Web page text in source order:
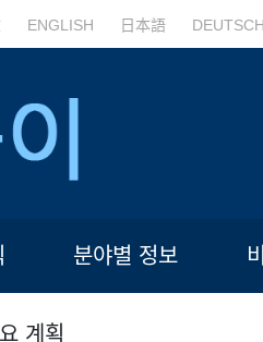
ENGLISH 日本語 DEUTSCH
분야별 정보
계획